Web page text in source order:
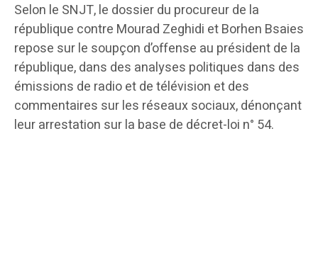
Selon le SNJT, le dossier du procureur de la
république contre Mourad Zeghidi et Borhen Bsaies
repose sur le soupçon d’offense au président de la
république, dans des analyses politiques dans des
émissions de radio et de télévision et des
commentaires sur les réseaux sociaux, dénonçant
leur arrestation sur la base de décret-loi n° 54.